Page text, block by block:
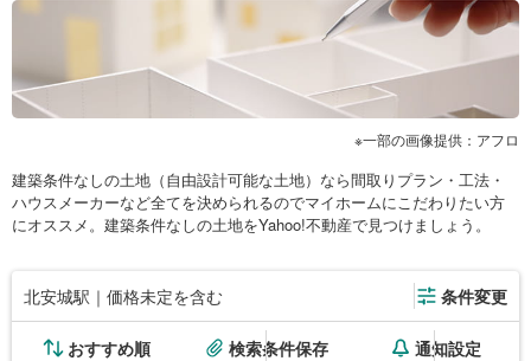
一部の画像提供：アフロ
建築条件なしの土地（自由設計可能な土地）なら間取りプラン・工法・
ハウスメーカーなど全てを決められるのでマイホームにこだわりたい方
にオススメ。建築条件なしの土地をYahoo!不動産で見つけましょう。
北安城駅｜価格未定を含む 条件変更
おすすめ順 検索条件保存 通知設定